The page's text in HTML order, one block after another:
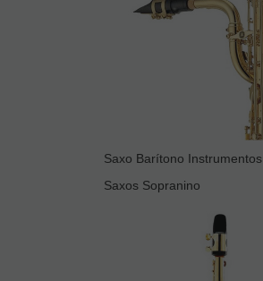
Saxo Barítono Instrumentos
Saxos Sopranino